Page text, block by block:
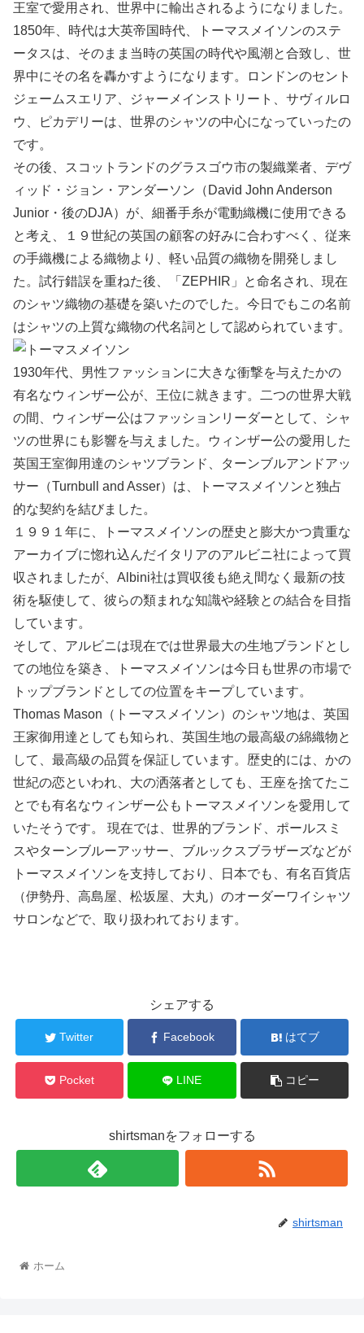
王室で愛用され、世界中に輸出されるようになりました。
1850年、時代は大英帝国時代、トーマスメイソンのステ
ータスは、そのまま当時の英国の時代や風潮と合致し、世
界中にその名を轟かすようになります。ロンドンのセント
ジェームスエリア、ジャーメインストリート、サヴィルロ
ウ、ピカデリーは、世界のシャツの中心になっていったの
です。
その後、スコットランドのグラスゴウ市の製織業者、デヴ
ィッド・ジョン・アンダーソン（David John Anderson
Junior・後のDJA）が、細番手糸が電動織機に使用できる
と考え、１９世紀の英国の顧客の好みに合わすべく、従来
の手織機による織物より、軽い品質の織物を開発しまし
た。試行錯誤を重ねた後、「ZEPHIR」と命名され、現在
のシャツ織物の基礎を築いたのでした。今日でもこの名前
はシャツの上質な織物の代名詞として認められています。
1930年代、男性ファッションに大きな衝撃を与えたかの
有名なウィンザー公が、王位に就きます。二つの世界大戦
の間、ウィンザー公はファッションリーダーとして、シャ
ツの世界にも影響を与えました。ウィンザー公の愛用した
英国王室御用達のシャツブランド、ターンブルアンドアッ
サー（Turnbull and Asser）は、トーマスメイソンと独占
的な契約を結びました。
１９９１年に、トーマスメイソンの歴史と膨大かつ貴重な
アーカイブに惚れ込んだイタリアのアルビニ社によって買
収されましたが、Albini社は買収後も絶え間なく最新の技
術を駆使して、彼らの類まれな知識や経験との結合を目指
しています。
そして、アルビニは現在では世界最大の生地ブランドとし
ての地位を築き、トーマスメイソンは今日も世界の市場で
トップブランドとしての位置をキープしています。
Thomas Mason（トーマスメイソン）のシャツ地は、英国
王家御用達としても知られ、英国生地の最高級の綿織物と
して、最高級の品質を保証しています。歴史的には、かの
世紀の恋といわれ、大の洒落者としても、王座を捨てたこ
とでも有名なウィンザー公もトーマスメイソンを愛用して
いたそうです。 現在では、世界的ブランド、ポールスミ
スやターンブルーアッサー、ブルックスブラザーズなどが
トーマスメイソンを支持しており、日本でも、有名百貨店
（伊勢丹、高島屋、松坂屋、大丸）のオーダーワイシャツ
サロンなどで、取り扱われております。
シェアする
Twitter Facebook はてブ
Pocket LINE コピー
shirtsmanをフォローする
shirtsman
ホーム